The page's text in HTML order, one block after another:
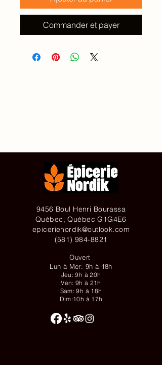
Commander et payer
9456 Boul Henri Bourassa
Québec, Québec G1G4E6
epicerienordik@outlook.com
(581) 984-8821
Ouvert
Lun à Mer: 9h à 18h
Jeu: 9h à 20h
Ven: 9h à 21h
Sam: 9h à 18h
Dim:10h à 17h